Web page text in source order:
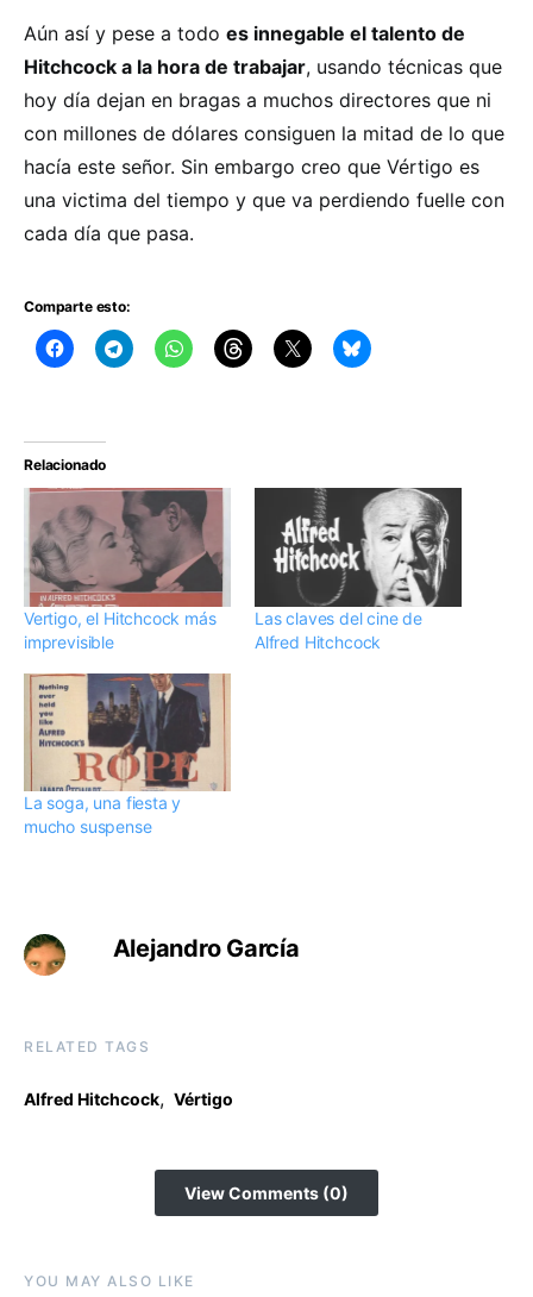
Aún así y pese a todo es innegable el talento de
Hitchcock a la hora de trabajar, usando técnicas que
hoy día dejan en bragas a muchos directores que ni
con millones de dólares consiguen la mitad de lo que
hacía este señor. Sin embargo creo que Vértigo es
una victima del tiempo y que va perdiendo fuelle con
cada día que pasa.
Comparte esto:
Relacionado
Vertigo, el Hitchcock más
imprevisible
Las claves del cine de
Alfred Hitchcock
La soga, una fiesta y
mucho suspense
Alejandro García
RELATED TAGS
Alfred Hitchcock, Vértigo
View Comments (0)
YOU MAY ALSO LIKE